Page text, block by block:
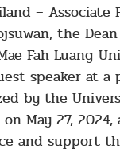
– Associate
the
Fah Luang
speaker at a
by the
May 27, 2024,
and support